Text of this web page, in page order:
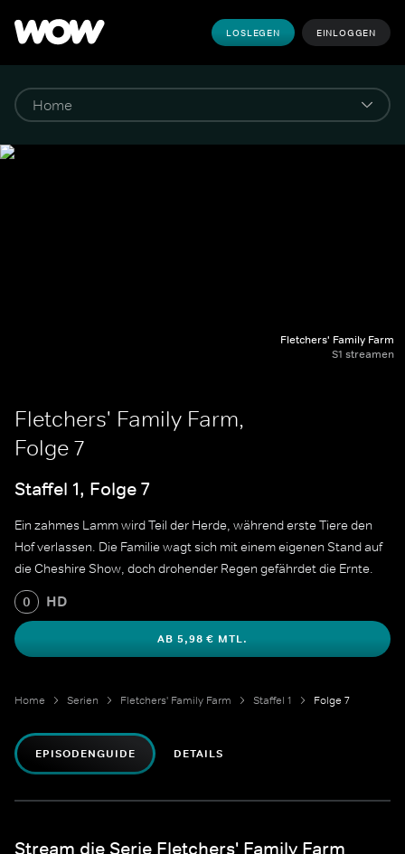
LOSLEGEN EINLOGGEN
Fletchers' Family Farm
S1 streamen
Fletchers' Family Farm,
Folge 7
Staffel 1, Folge 7
Ein zahmes Lamm wird Teil der Herde, während erste Tiere den
Hof verlassen. Die Familie wagt sich mit einem eigenen Stand auf
die Cheshire Show, doch drohender Regen gefährdet die Ernte.
0 HD
AB 5,98 € MTL.
Home Serien Fletchers' Family Farm Staffel 1 Folge 7
EPISODENGUIDE DETAILS
Stream die Serie Fletchers' Family Farm